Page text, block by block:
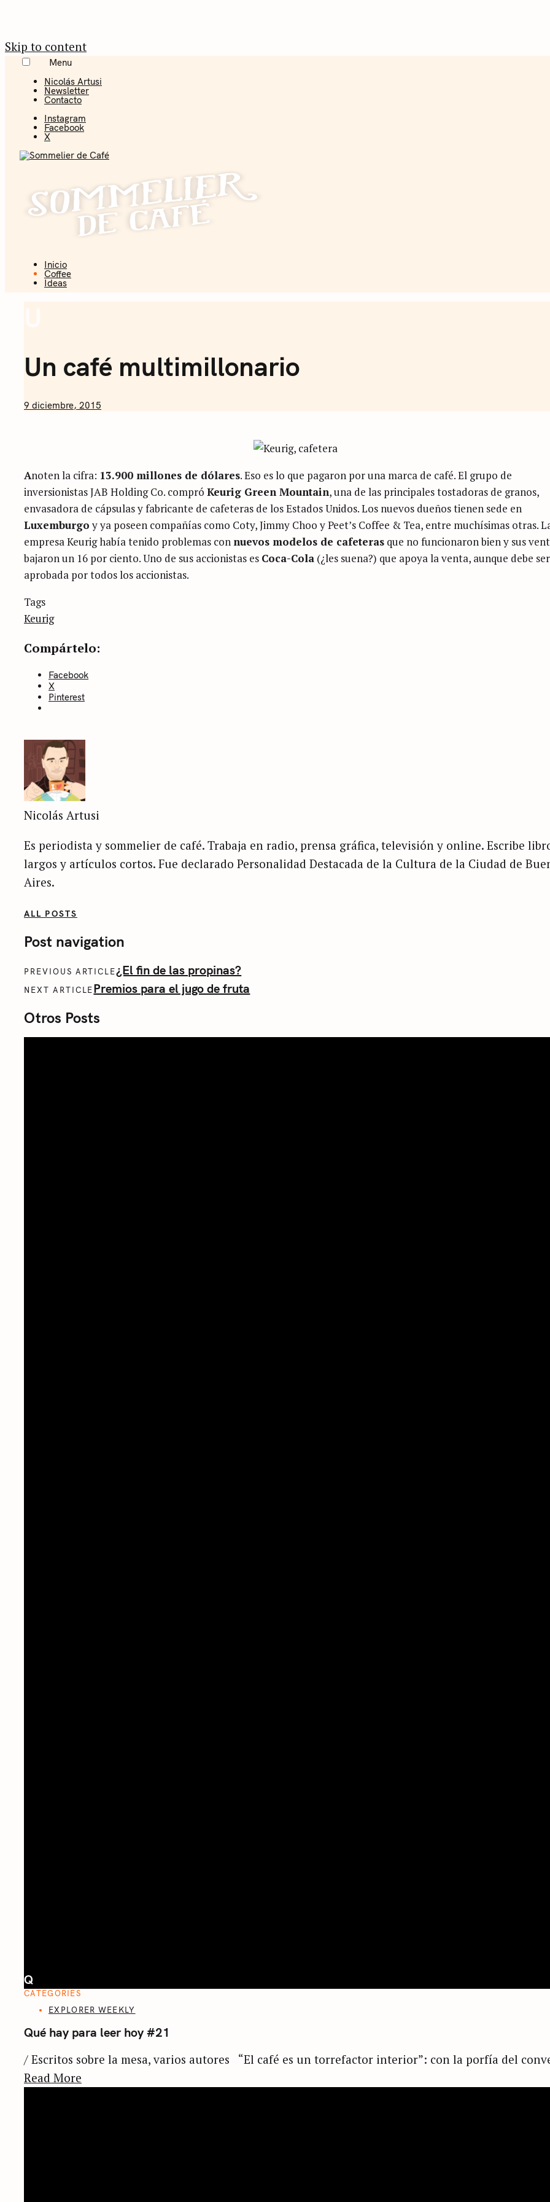
Skip to content
Menu
Nicolás Artusi
Newsletter
Contacto
Instagram
Facebook
X
Coffee + Ideas
Inicio
Coffee
Ideas
Un café multimillonario
by
9 diciembre, 2015
Anoten la cifra: 13.900 millones de dólares. Eso es lo que pagaron por una marca de café. El grupo de
inversionistas JAB Holding Co. compró Keurig Green Mountain, una de las principales tostadoras de granos,
envasadora de cápsulas y fabricante de cafeteras de los Estados Unidos. Los nuevos dueños tienen sede en
Luxemburgo y ya poseen compañías como Coty, Jimmy Choo y Peet’s Coffee & Tea, entre muchísimas otras.
empresa Keurig había tenido problemas con nuevos modelos de cafeteras que no funcionaron bien y sus
bajaron un 16 por ciento. Uno de sus accionistas es Coca-Cola (¿les suena?) que apoya la venta, aunque debe ser
aprobada por todos los accionistas.
Categories
categoría
Tags
Keurig
Compártelo:
Facebook
X
Pinterest
Nicolás Artusi
Es periodista y sommelier de café. Trabaja en radio, prensa gráfica, televisión y online. Escribe
largos y artículos cortos. Fue declarado Personalidad Destacada de la Cultura de la Ciudad de
Aires.
ALL POSTS
Post navigation
PREVIOUS ARTICLE¿El fin de las propinas?
NEXT ARTICLEPremios para el jugo de fruta
Otros Posts
Q
CATEGORIES
EXPLORER WEEKLY
Qué hay para leer hoy #21
/ Escritos sobre la mesa, varios autores “El café es un torrefactor interior”: con la porfía del
Read More